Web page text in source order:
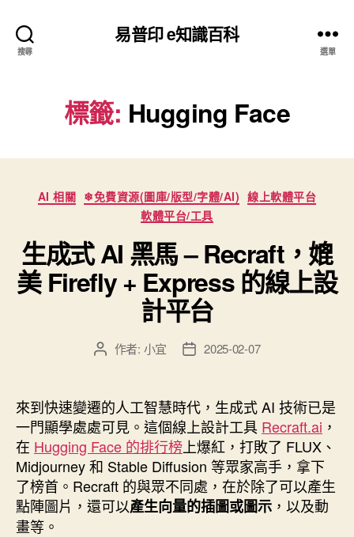
搜尋
易普印 e知識百科
選單
標籤: Hugging Face
分
類
AI 相關 ❄免費資源(圖庫/版型/字體/AI) 線上軟體平台
軟體平台/工具
生成式 AI 黑馬 – Recraft，媲
美 Firefly + Express 的線上設
計平台
文
者
作者: 小宜
文
佈
日
期
2025-02-07
來到快速變遷的人工智慧時代，生成式 AI 技術已是
一門顯學處處可見。這個線上設計工具 Recraft.ai ，
在 Hugging Face 的排行榜 上爆紅，打敗了 FLUX、
Midjourney 和 Stable Diffusion 等眾家高手，拿下
了榜首。Recraft 的與眾不同處，在於除了可以產生
點陣圖片，還可以產生向量的插圖或圖示 ，以及動
畫等。